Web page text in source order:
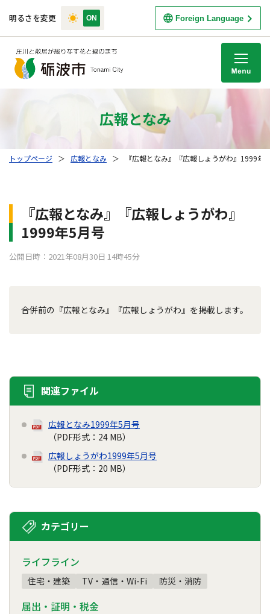
明るさを変更 Foreign Language
広報となみ
トップページ ＞ 広報となみ ＞ 『広報となみ』『広報しょうがわ』1999年
『広報となみ』『広報しょうがわ』
1999年5月号
公開日時：2021年08月30日 14時45分
合併前の『広報となみ』『広報しょうがわ』を掲載します。
関連ファイル
広報となみ1999年5月号
（PDF形式：24 MB）
広報しょうがわ1999年5月号
（PDF形式：20 MB）
カテゴリー
ライフライン
住宅・建築 TV・通信・Wi-Fi 防災・消防
届出・証明・税金